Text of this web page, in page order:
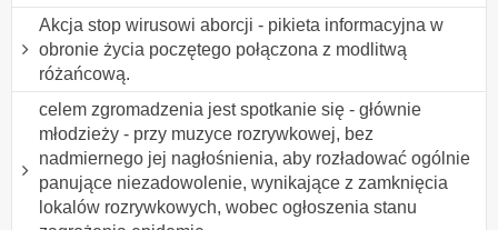
Akcja stop wirusowi aborcji - pikieta informacyjna w
obronie życia poczętego połączona z modlitwą
różańcową.
celem zgromadzenia jest spotkanie się - głównie
młodzieży - przy muzyce rozrywkowej, bez
nadmiernego jej nagłośnienia, aby rozładować ogólnie
panujące niezadowolenie, wynikające z zamknięcia
lokalów rozrywkowych, wobec ogłoszenia stanu